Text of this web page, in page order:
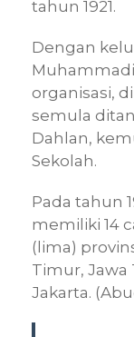
tahun 1921.
Dengan
organisasi,
semula
Dahlan,
Sekolah.
Pada tahun
memiliki 14
(lima)
Timur, Jawa
Jakarta.